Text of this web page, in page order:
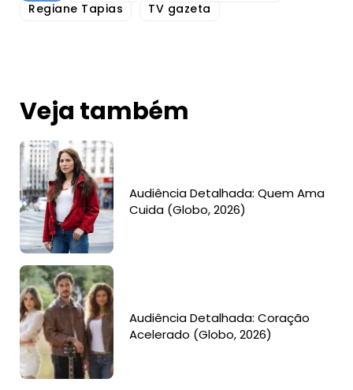
Regiane Tapias
TV gazeta
Veja também
Audiência Detalhada: Quem Ama
Cuida (Globo, 2026)
Audiência Detalhada: Coração
Acelerado (Globo, 2026)